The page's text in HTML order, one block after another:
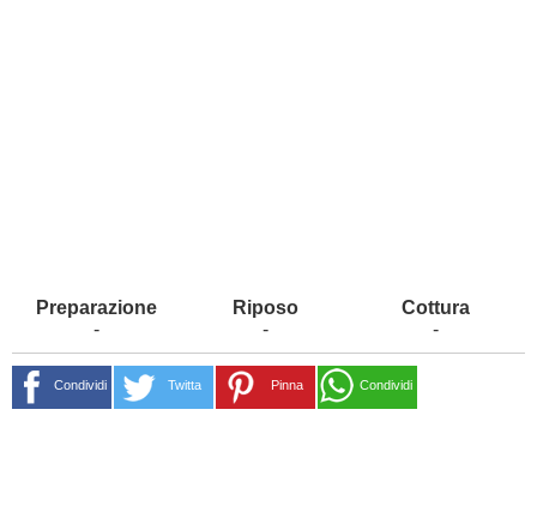
- - -
Condividi Twitta Pinna Condividi